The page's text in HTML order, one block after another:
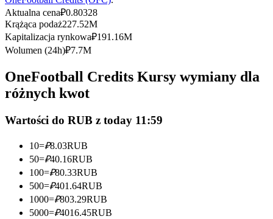
Kopiowanie Transakcji
Dołącz do najlepszych traderów
Zostań traderem kopiującym
Ciesz się podziałem zysków i prowizjami z kopiowania
transakcji
Aktualna cena₽0.80328
Krążąca podaż227.52M
Kapitalizacja rynkowa₽191.16M
Wolumen (24h)₽7.7M
OneFootball Credits Kursy wymiany dla
różnych kwot
Wartości do RUB z today 11:59
10=₽8.03RUB
50=₽40.16RUB
100=₽80.33RUB
500=₽401.64RUB
1000=₽803.29RUB
5000=₽4016.45RUB